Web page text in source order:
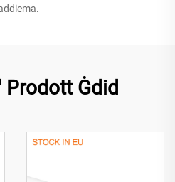
Prodott Ġdid